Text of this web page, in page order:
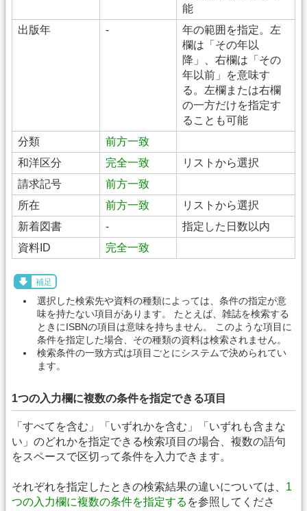
能
出版年
-
年の範囲を指定。左
欄は「その年以
降」、右欄は「その
年以前」を意味す
る。左欄または右欄
の一方だけを指定す
ることも可能
分類
前方一致
和洋区分
完全一致
リストから選択
請求記号
前方一致
所在
前方一致
リストから選択
新着図書
-
指定した日数以内
資料ID
完全一致
補足
選択した検索先や資料の種類によっては、条件の指定が意
味を持たない項目があります。 たとえば、雑誌を検索する
ときにISBNの項目は意味を持ちません。 このような項目に
条件を指定した場合、その種類の資料は検索されません。
検索条件の一致方式は項目ごとにシステムで決められてい
ます。
1つの入力欄に複数の条件を指定できる項目
「すべてを含む」「いずれかを含む」「いずれも含まな
い」のどれかを指定できる検索項目の場合、複数の語句
をスペースで区切って条件を入力できます。
それぞれを指定したときの検索結果の違いについては、 1
つの入力欄に複数の条件を指定する を参照してくださ